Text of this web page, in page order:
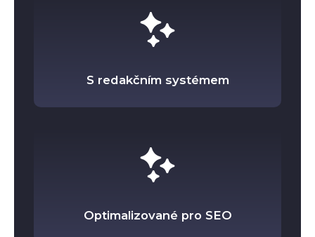
S redakčním systémem
Optimalizované pro SEO